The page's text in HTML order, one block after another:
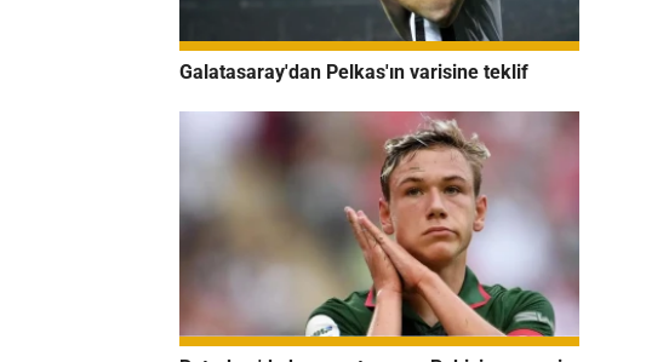
Galatasaray'dan Pelkas'ın varisine teklif